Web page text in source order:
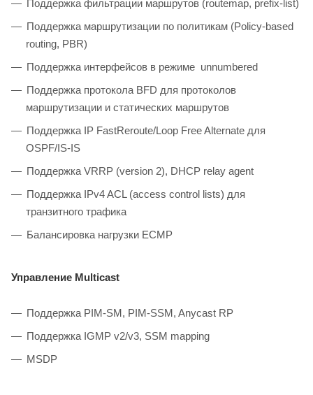
Поддержка фильтрации маршрутов (routemap, prefix-list)
Поддержка маршрутизации по политикам (Policy-based
routing, PBR)
Поддержка интерфейсов в режиме unnumbered
Поддержка протокола BFD для протоколов
маршрутизации и статических маршрутов
Поддержка IP FastReroute/Loop Free Alternate для
OSPF/IS-IS
Поддержка VRRP (version 2), DHCP relay agent
Поддержка IPv4 ACL (access control lists) для
транзитного трафика
Балансировка нагрузки ECMP
Управление Multicast
Поддержка PIM-SM, PIM-SSM, Anycast RP
Поддержка IGMP v2/v3, SSM mapping
MSDP